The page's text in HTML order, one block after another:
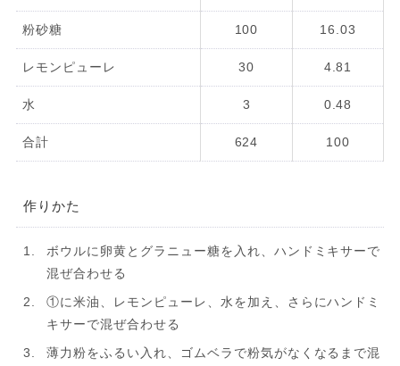
粉砂糖 100 16.03
レモンピューレ 30 4.81
水 3 0.48
合計 624 100
作りかた
ボウルに卵黄とグラニュー糖を入れ、ハンドミキサーで
混ぜ合わせる
①に米油、レモンピューレ、水を加え、さらにハンドミ
キサーで混ぜ合わせる
薄力粉をふるい入れ、ゴムベラで粉気がなくなるまで混